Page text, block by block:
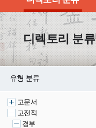
디렉토리 분류
유형 분류
고문서
고전적
경부